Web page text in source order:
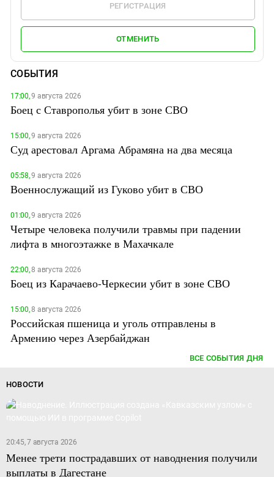
РЕГИСТРАЦИЯ
ОТМЕНИТЬ
СОБЫТИЯ
17:00,9 августа 2026
Боец с Ставрополья убит в зоне СВО
15:00,9 августа 2026
Суд арестовал Аргама Абрамяна на два месяца
05:58,9 августа 2026
Военнослужащий из Гуково убит в СВО
01:00,9 августа 2026
Четыре человека получили травмы при падении
лифта в многоэтажке в Махачкале
22:00,8 августа 2026
Боец из Карачаево-Черкесии убит в зоне СВО
15:00,8 августа 2026
Российская пшеница и уголь отправлены в
Армению через Азербайджан
ВСЕ СОБЫТИЯ ДНЯ
НОВОСТИ
20:45, 7 августа 2026
Менее трети пострадавших от наводнения получили
выплаты в Дагестане